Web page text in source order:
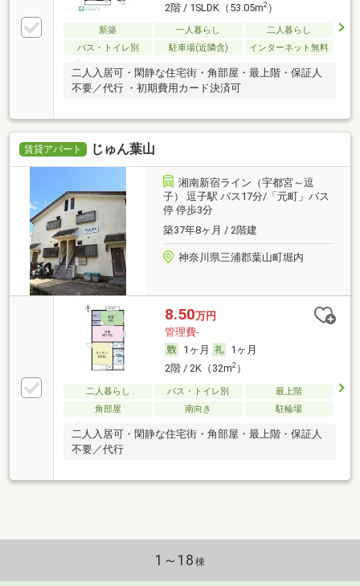
2階 / 1SLDK（53.05m2）
新築 一人暮らし
二人暮らし
バス・トイレ別
駐車場(近隣含) インターネット無料
二人入居可・閑静な住宅街・角部屋・最上階・保証人
不要／代行 ・初期費用カード決済可
賃貸アパート じゅん葉山
湘南新宿ライン（宇都宮～逗
子） 逗子駅 バス17分/「元町」バス
停 停歩3分
築37年8ヶ月 / 2階建
神奈川県三浦郡葉山町堀内
8.50万円
管理費-
1ヶ月
1ヶ月
2階 / 2K（32m2）
二人暮らし バス・トイレ別
最上階
角部屋
南向き 駐輪場
二人入居可・閑静な住宅街・角部屋・最上階・保証人
不要／代行
1～18 棟